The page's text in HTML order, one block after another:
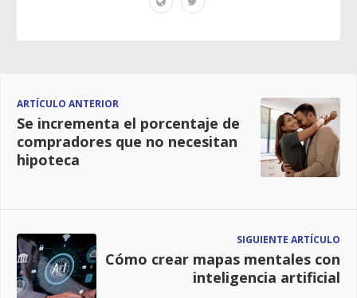
ARTÍCULO ANTERIOR
Se incrementa el porcentaje de
compradores que no necesitan
hipoteca
SIGUIENTE ARTÍCULO
Cómo crear mapas mentales con
inteligencia artificial